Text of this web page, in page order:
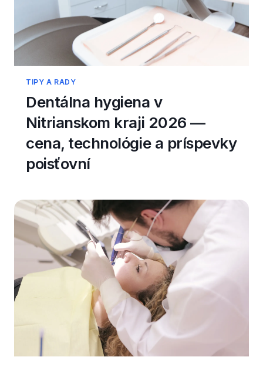
TIPY A RADY
Dentálna hygiena v
Nitrianskom kraji 2026 —
cena, technológie a príspevky
poisťovní